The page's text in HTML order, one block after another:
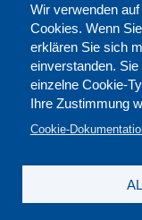
Wir verwenden
Cookies. Wenn
erklären Sie sich
einverstanden.
einzelne Cookie-
Ihre Zustimmung
Cookie-